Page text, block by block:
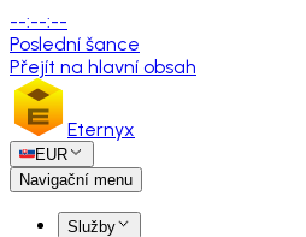
--:--:--
Poslední šance
Přejít na hlavní obsah
Eternyx
EUR
Navigační menu
Služby